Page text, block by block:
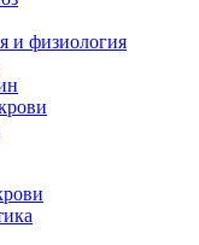
и физиология